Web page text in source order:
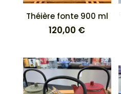
Théière fonte 900 ml
120,00 €